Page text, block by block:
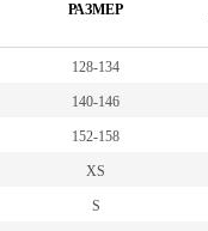
РАЗМЕР
128-134
140-146
152-158
XS
S